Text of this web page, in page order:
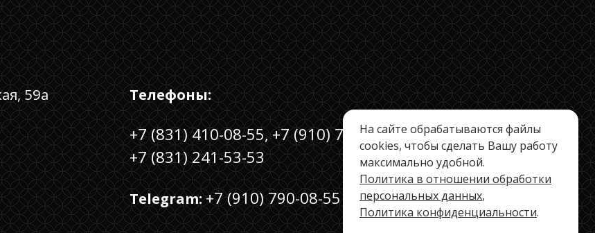
59а
Телефоны:
+7 (831) 410-08-55,+7 (910) 790-66-66,
+7 (831) 241-53-53
Telegram:+7 (910) 790-08-55
На сайте обрабатываются файлы
cookies, чтобы сделать Вашу работу
максимально удобной.
Политика в отношении обработки
персональных данных,
Политика конфиденциальности.